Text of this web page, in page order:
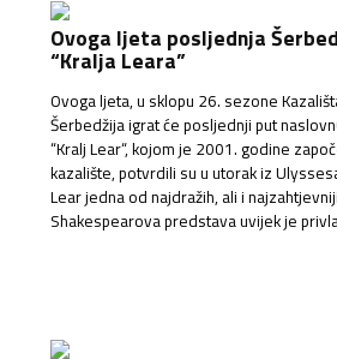
Ovoga ljeta posljednja
“Kralja Leara”
Ovoga ljeta, u sklopu 26. sezone
Šerbedžija igrat će posljednji put
“Kralj Lear“, kojom je 2001. godine
kazalište, potvrdili su u utorak iz
Lear jedna od najdražih, ali i
Shakespearova predstava uvijek je